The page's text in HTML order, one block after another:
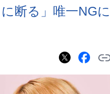
断る」唯一NG